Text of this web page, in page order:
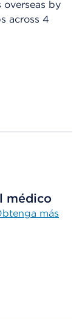
by
across 4
médico
más